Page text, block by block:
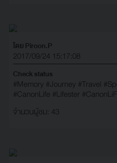
โดย Piroon.P
2017/09/24 15:17:08
Check status
#Memory #Journey #Travel
#CanonLife #Lifester
จำนวนผู้ชม: 43